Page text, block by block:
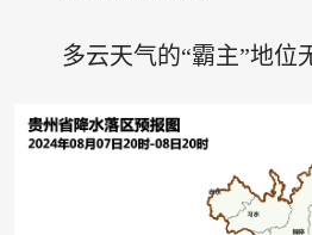
多云天气的“霸主”地位